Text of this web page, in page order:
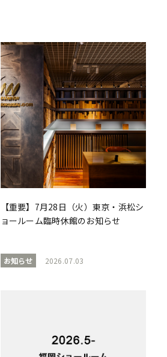
【重要】7月28日（火）東京・浜松シ
ョールーム臨時休館のお知らせ
お知らせ 2026.07.03